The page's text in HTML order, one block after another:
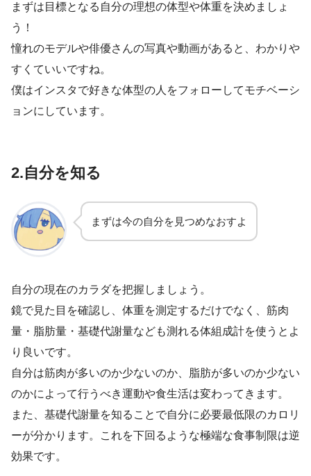
まずは目標となる自分の理想の体型や体重を決めましょ
う！
憧れのモデルや俳優さんの写真や動画があると、わかりや
すくていいですね。
僕はインスタで好きな体型の人をフォローしてモチベーシ
ョンにしています。
2.自分を知る
まずは今の自分を見つめなおすよ
自分の現在のカラダを把握しましょう。
鏡で見た目を確認し、体重を測定するだけでなく、筋肉
量・脂肪量・基礎代謝量なども測れる体組成計を使うとよ
り良いです。
自分は筋肉が多いのか少ないのか、脂肪が多いのか少ない
のかによって行うべき運動や食生活は変わってきます。
また、基礎代謝量を知ることで自分に必要最低限のカロリ
ーが分かります。これを下回るような極端な食事制限は逆
効果です。